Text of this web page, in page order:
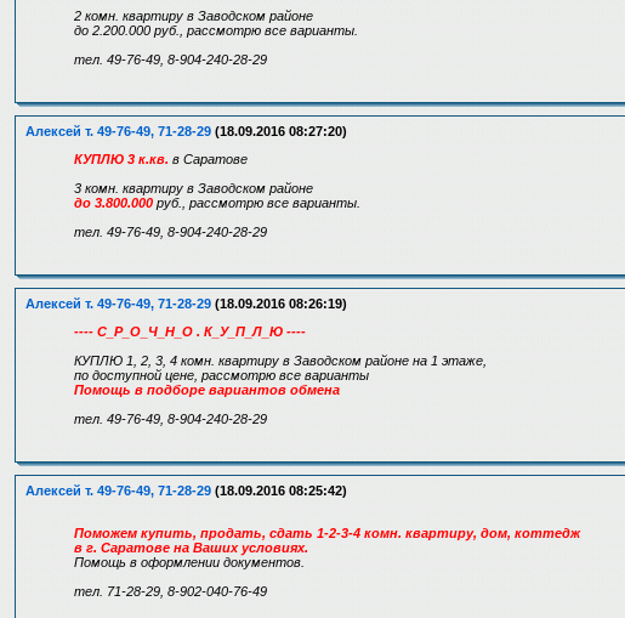
2 комн. квартиру в Заводском районе
до 2.200.000 руб., рассмотрю все варианты.
тел. 49-76-49, 8-904-240-28-29
Алексей т. 49-76-49, 71-28-29 (18.09.2016 08:27:20)
КУПЛЮ 3 к.кв. в Саратове
3 комн. квартиру в Заводском районе
до 3.800.000 руб., рассмотрю все варианты.
тел. 49-76-49, 8-904-240-28-29
Алексей т. 49-76-49, 71-28-29 (18.09.2016 08:26:19)
---- С_Р_О_Ч_Н_О . К_У_П_Л_Ю ----
КУПЛЮ 1, 2, 3, 4 комн. квартиру в Заводском районе на 1 этаже,
по доступной цене, рассмотрю все варианты
Помощь в подборе вариантов обмена
тел. 49-76-49, 8-904-240-28-29
Алексей т. 49-76-49, 71-28-29 (18.09.2016 08:25:42)
Поможем купить, продать, сдать 1-2-3-4 комн. квартиру, дом, коттедж
в г. Саратове на Ваших условиях.
Помощь в оформлении документов.
тел. 71-28-29, 8-902-040-76-49